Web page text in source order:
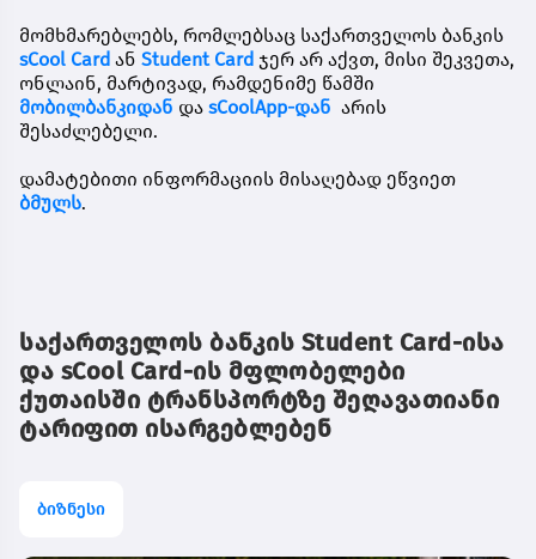
მომხმარებლებს, რომლებსაც საქართველოს ბანკის
sCool Card ან Student Card ჯერ არ აქვთ, მისი შეკვეთა,
ონლაინ, მარტივად, რამდენიმე წამში
მობილბანკიდან და sCoolApp-დან არის
შესაძლებელი.
დამატებითი ინფორმაციის მისაღებად ეწვიეთ
ბმულს.
საქართველოს ბანკის Student Card-ისა
და sCool Card-ის მფლობელები
ქუთაისში ტრანსპორტზე შეღავათიანი
ტარიფით ისარგებლებენ
ბიზნესი